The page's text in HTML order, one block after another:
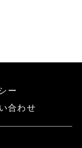
ー
合わせ